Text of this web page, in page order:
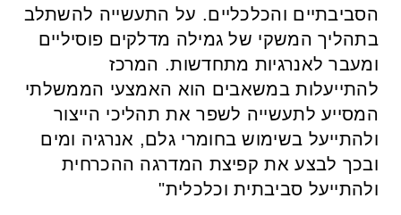
הסביבתיים והכלכליים. על התעשייה להשתלב
בתהליך המשקי של גמילה מדלקים פוסיליים
ומעבר לאנרגיות מתחדשות. המרכז
להתייעלות במשאבים הוא האמצעי הממשלתי
המסייע לתעשייה לשפר את תהליכי הייצור
ולהתייעל בשימוש בחומרי גלם, אנרגיה ומים
ובכך לבצע את קפיצת המדרגה ההכרחית
ולהתייעל סביבתית וכלכלית"